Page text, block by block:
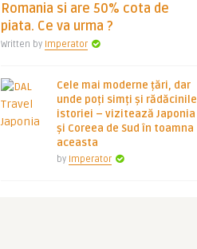
Romania si are 50% cota de
piata. Ce va urma ?
Written by Imperator
Cele mai moderne țări, dar
unde poți simți și rădăcinile
istoriei – vizitează Japonia
și Coreea de Sud în toamna
aceasta
by Imperator